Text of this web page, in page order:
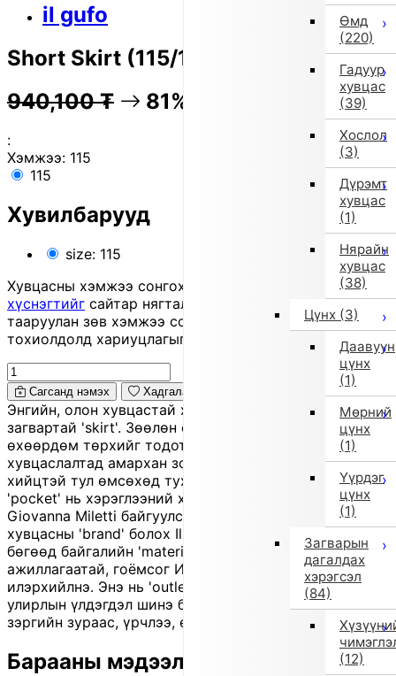
Өмд
(220)
Гадуур
хувцас
(39)
Хослол
(3)
Дүрэмт
хувцас
(1)
Нярайн
хувцас
(38)
Цүнх (3)
Даавуун
цүнх
(1)
Мөрний
цүнх
(1)
Үүрдэг
цүнх
(1)
Загварын
дагалдах
хэрэгсэл
(84)
(12)
il gufo
Short Skirt (115/120cm/Beige)
940,100 ₮ 81% OFF ₮
:
Хэмжээ: 115
115
Хувилбарууд
size: 115
Хувцасны хэмжээ сонгохдоо
хэмжээ сонгох
хүснэгтийг сайтар нягталж, биеийн хэмжээтэйгээ
тааруулан зөв хэмжээ сонгоно уу, хувцас таарахгүй
тохиолдолд хариуцлагыг захиалагч өөрөө хүлээнэ.
Сагсанд нэмэх Хадгалах
Энгийн, олон хувцастай хослуулахад хялбар
загвартай 'skirt'. Зөөлөн өргөн 'silhouette' нь
өхөөрдөм төрхийг тодотгож, өдөр тутмын
хувцаслалтад амархан зохицно. Бүсэлхий нь 'elastic'
хийцтэй тул өмсөхөд тухтай. Хоёр хажуугийн
'pocket' нь хэрэглээний хувьд давуу талтай. 1980 онд
Giovanna Miletti байгуулсан Италийн хүүхдийн
хувцасны 'brand' болох Il Gufo-ийн бүтээгдэхүүн
бөгөөд байгалийн 'material'-аар хийсэн, гар
ажиллагаатай, гоёмсог Итали хэв маягийг
илэрхийлнэ. Энэ нь 'outlet' бүтээгдэхүүн тул ихэнх нь
улирлын үлдэгдэл шинэ бараа боловч заримд нь бага
зэргийн зураас, үрчлээ, өнгө сулралт байж болно.
Барааны мэдээлэл